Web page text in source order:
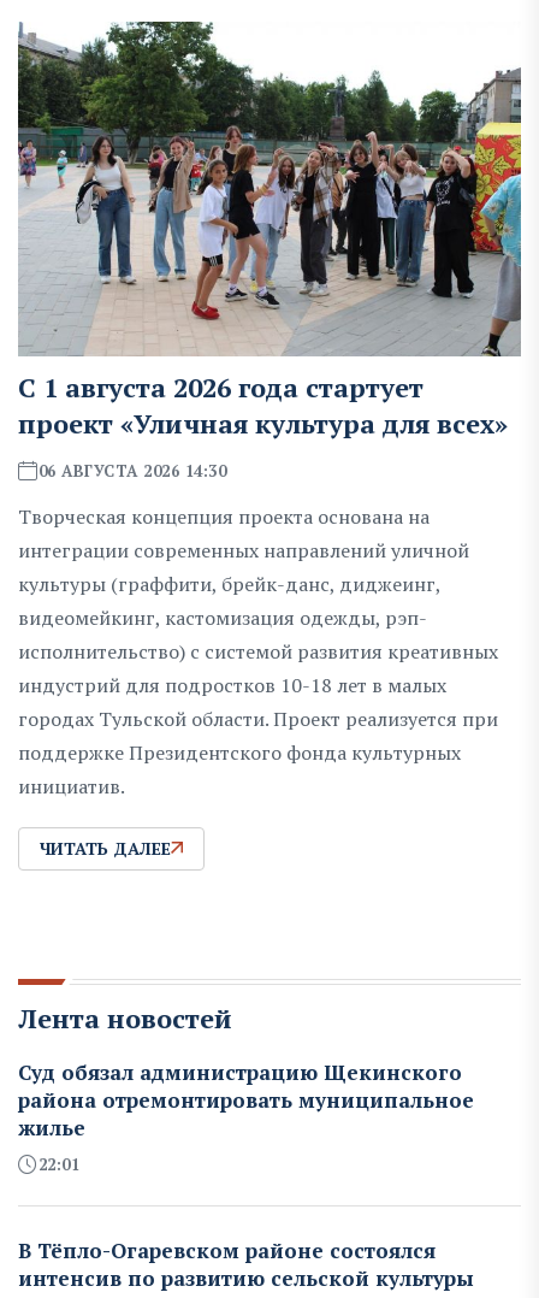
С 1 августа 2026 года стартует
проект «Уличная культура для всех»
06 АВГУСТА 2026 14:30
Творческая концепция проекта основана на
интеграции современных направлений уличной
культуры (граффити, брейк-данс, диджеинг,
видеомейкинг, кастомизация одежды, рэп-
исполнительство) с системой развития креативных
индустрий для подростков 10-18 лет в малых
городах Тульской области. Проект реализуется при
поддержке Президентского фонда культурных
инициатив.
ЧИТАТЬ ДАЛЕЕ
Лента новостей
Суд обязал администрацию Щекинского
района отремонтировать муниципальное
жилье
22:01
В Тёпло-Огаревском районе состоялся
интенсив по развитию сельской культуры